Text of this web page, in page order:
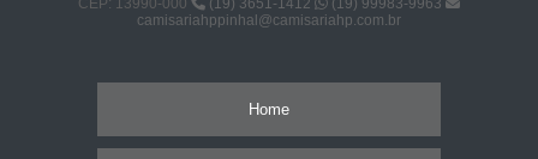
CEP: 13990-000
(19) 3651-1412
(19) 99983-9963
camisariahppinhal@camisariahp.com.br
Home